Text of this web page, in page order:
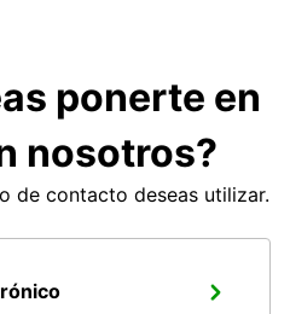
ponerte en
nosotros?
de contacto deseas utilizar.